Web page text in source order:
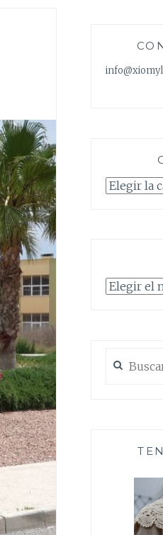
Categorías
Archivos